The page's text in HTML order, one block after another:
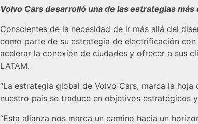
Volvo Cars desarrolló una de las estrategias
Conscientes de la necesidad de ir más allá del
como parte de su estrategia de electrificación
acelerar la conexión de ciudades y ofrecer a sus
LATAM.
“La estrategia global de Volvo Cars, marca la
nuestro país se traduce en objetivos estratégicos
“Esta alianza nos marca un camino hacia un